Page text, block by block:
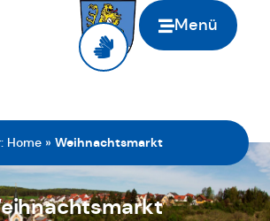
Menü
Home » Weihnachtsmarkt